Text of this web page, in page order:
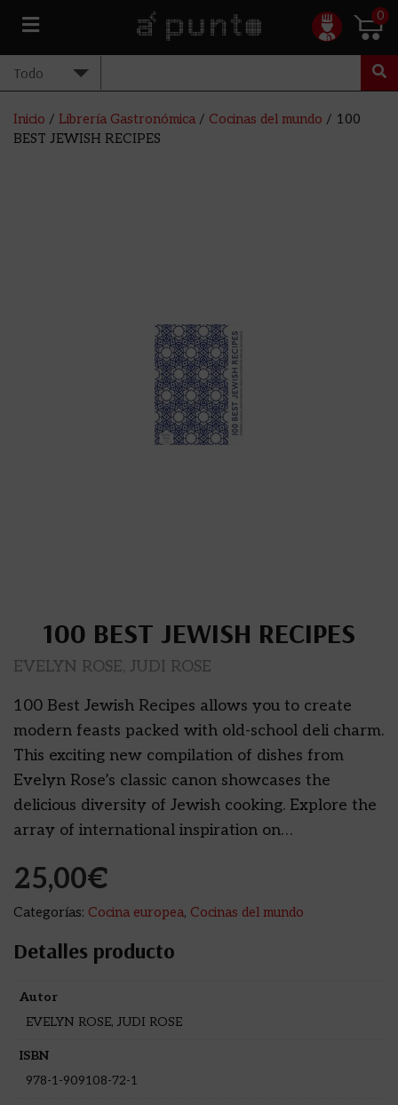
0
Inicio / Librería Gastronómica / Cocinas del mundo / 100
BEST JEWISH RECIPES
100 BEST JEWISH RECIPES
EVELYN ROSE, JUDI ROSE
100 Best Jewish Recipes allows you to create
modern feasts packed with old-school deli charm.
This exciting new compilation of dishes from
Evelyn Rose’s classic canon showcases the
delicious diversity of Jewish cooking. Explore the
array of international inspiration on…
25,00€
Categorías: Cocina europea, Cocinas del mundo
Detalles producto
Autor
EVELYN ROSE, JUDI ROSE
ISBN
978-1-909108-72-1